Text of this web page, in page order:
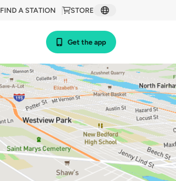
STORE
FIND A STATION
Get the app